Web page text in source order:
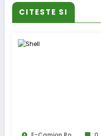
CITESTE SI